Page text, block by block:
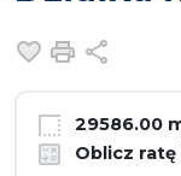
Dodaj do
Drukuj
29586.00
Oblicz